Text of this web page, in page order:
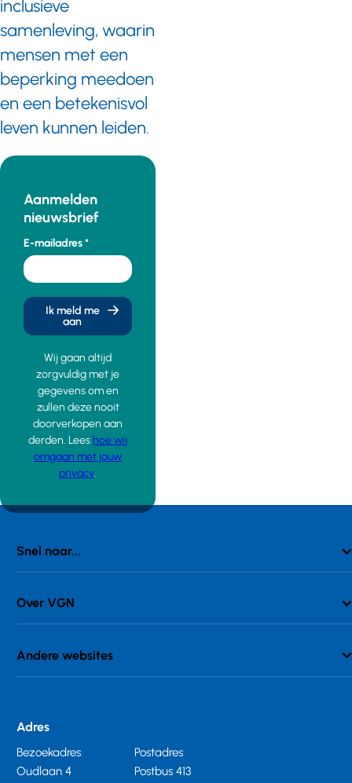
inclusieve
samenleving, waarin
mensen met een
beperking meedoen
en een betekenisvol
leven kunnen leiden.
Aanmelden
nieuwsbrief
E-mailadres
Ik meld me
aan
Wij gaan altijd
zorgvuldig met je
gegevens om en
zullen deze nooit
doorverkopen aan
derden. Lees hoe wij
omgaan met jouw
privacy.
Snel naar...
Over VGN
Andere websites
Adres
Bezoekadres
Oudlaan 4
Postadres
Postbus 413